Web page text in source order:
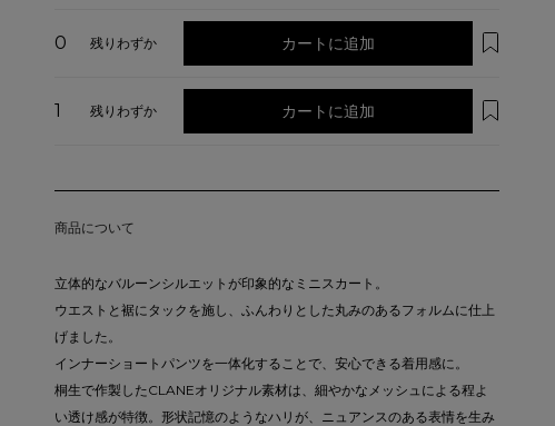
0 残りわずか カートに追加
1 残りわずか カートに追加
商品について
立体的なバルーンシルエットが印象的なミニスカート。
ウエストと裾にタックを施し、ふんわりとした丸みのあるフォルムに仕上
げました。
インナーショートパンツを一体化することで、安心できる着用感に。
桐生で作製したCLANEオリジナル素材は、細やかなメッシュによる程よ
い透け感が特徴。形状記憶のようなハリが、ニュアンスのある表情を生み